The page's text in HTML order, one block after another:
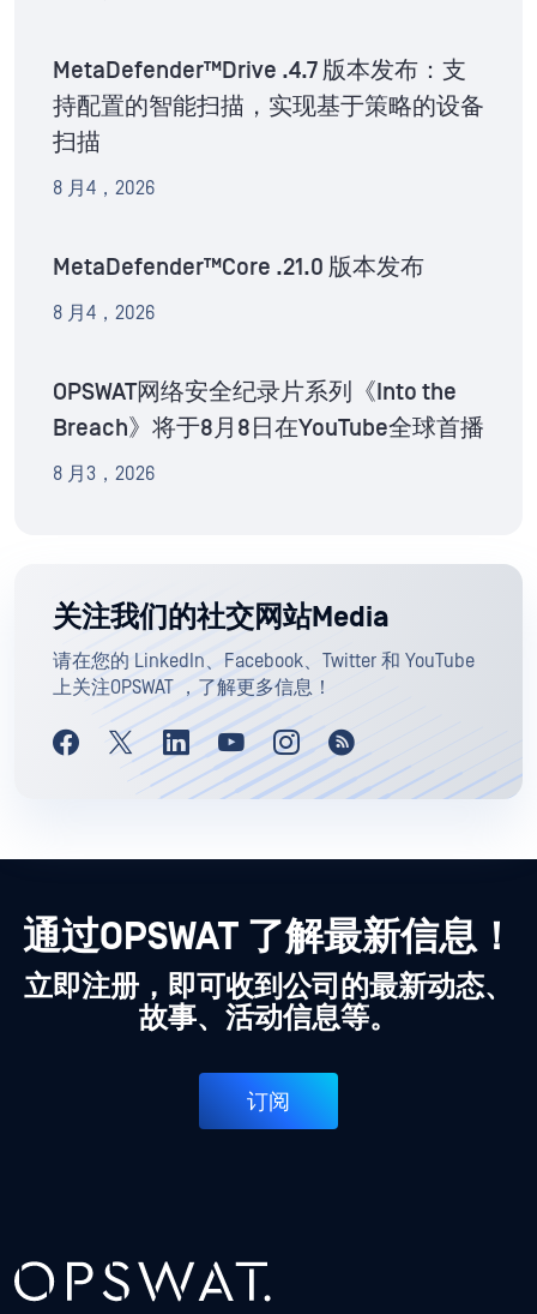
MetaDefender™Drive .4.7 版本发布：支
持配置的智能扫描，实现基于策略的设备
扫描
8 月4，2026
MetaDefender™Core .21.0 版本发布
8 月4，2026
OPSWAT网络安全纪录片系列《Into the
Breach》将于8月8日在YouTube全球首播
8 月3，2026
关注我们的社交网站Media
请在您的 LinkedIn、Facebook、Twitter 和 YouTube
上关注OPSWAT ，了解更多信息！
通过OPSWAT 了解最新信息！
立即注册，即可收到公司的最新动态、
故事、活动信息等。
订阅